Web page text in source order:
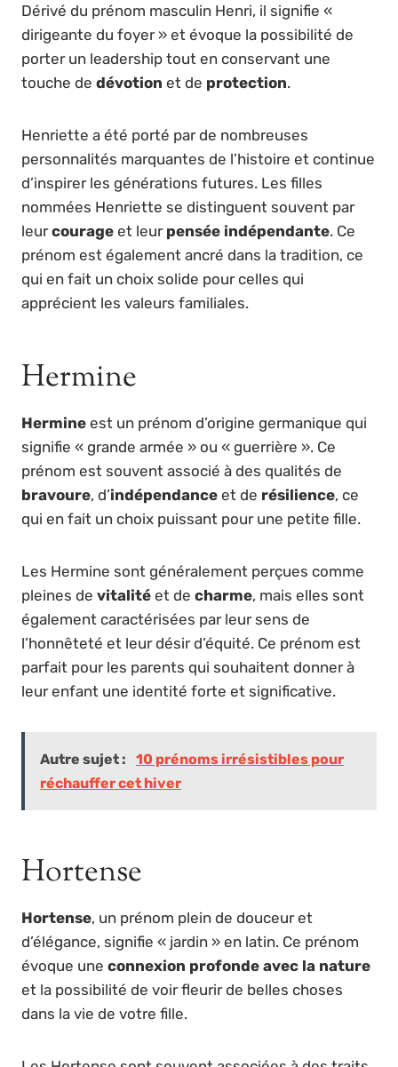
Dérivé du prénom masculin Henri, il signifie «
dirigeante du foyer » et évoque la possibilité de
porter un leadership tout en conservant une
touche de dévotion et de protection.
Henriette a été porté par de nombreuses
personnalités marquantes de l’histoire et continue
d’inspirer les générations futures. Les filles
nommées Henriette se distinguent souvent par
leurcourage et leur pensée indépendante. Ce
prénom est également ancré dans la tradition, ce
qui en fait un choix solide pour celles qui
apprécient les valeurs familiales.
Hermine
Hermine est un prénom d’origine germanique qui
signifie « grande armée » ou « guerrière ». Ce
prénom est souvent associé à des qualités de
bravoure, d’indépendance et de résilience, ce
qui en fait un choix puissant pour une petite fille.
Les Hermine sont généralement perçues comme
pleines de vitalité et de charme, mais elles sont
également caractérisées par leur sens de
l’honnêteté et leur désir d’équité. Ce prénom est
parfait pour les parents qui souhaitent donner à
leur enfant une identité forte et significative.
Autre sujet :
10 prénoms irrésistibles pour
réchauffer cet hiver
Hortense
Hortense, un prénom plein de douceur et
d’élégance, signifie « jardin » en latin. Ce prénom
évoque une connexion profonde avec la nature
et la possibilité de voir fleurir de belles choses
dans la vie de votre fille.